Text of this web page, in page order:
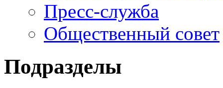
Пресс-служба
Общественный совет
Подразделы